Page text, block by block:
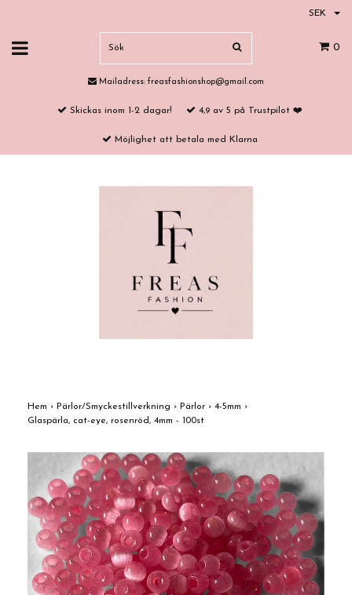
SEK
0
Mailadress: freasfashionshop@gmail.com
Skickas inom 1-2 dagar! 4,9 av 5 på Trustpilot ❤️
Möjlighet att betala med Klarna
Hem › Pärlor/Smyckestillverkning › Pärlor › 4-5mm ›
Glaspärla, cat-eye, rosenröd, 4mm - 100st